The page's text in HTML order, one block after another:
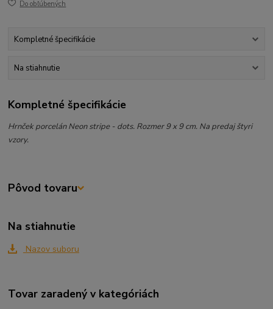
Do obľúbených
Kompletné špecifikácie
Na stiahnutie
Kompletné špecifikácie
Hrnček porcelán Neon stripe - dots. Rozmer 9 x 9 cm. Na predaj štyri
vzory.
Pôvod tovaru
Na stiahnutie
Nazov suboru
Tovar zaradený v kategóriách